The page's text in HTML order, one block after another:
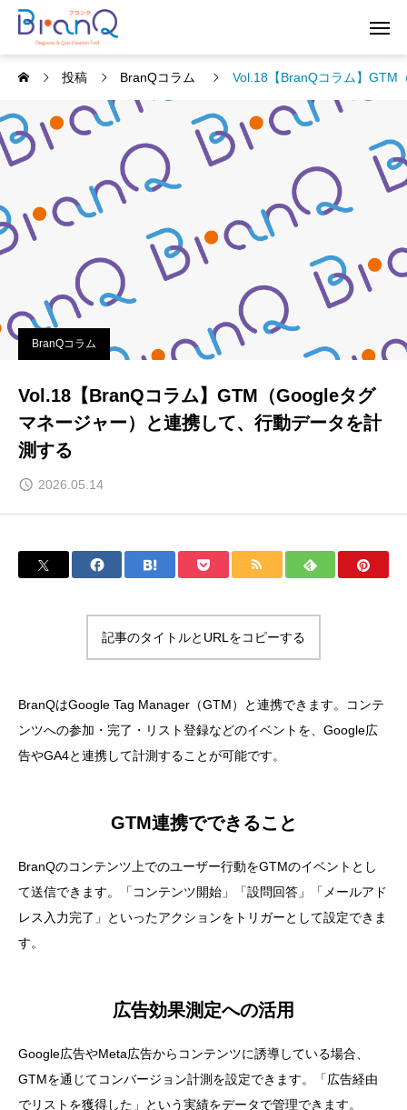
投稿 BranQコラム Vol.18【BranQコラム】GTM
BranQコラム
Vol.18【BranQコラム】GTM（Googleタグ
マネージャー）と連携して、行動データを計
測する
2026.05.14
記事のタイトルとURLをコピーする
BranQはGoogle Tag Manager（GTM）と連携できます。コンテ
ンツへの参加・完了・リスト登録などのイベントを、Google広
告やGA4と連携して計測することが可能です。
GTM連携でできること
BranQのコンテンツ上でのユーザー行動をGTMのイベントとし
て送信できます。「コンテンツ開始」「設問回答」「メールアド
レス入力完了」といったアクションをトリガーとして設定できま
す。
広告効果測定への活用
Google広告やMeta広告からコンテンツに誘導している場合、
GTMを通じてコンバージョン計測を設定できます。「広告経由
でリストを獲得した」という実績をデータで管理できます。